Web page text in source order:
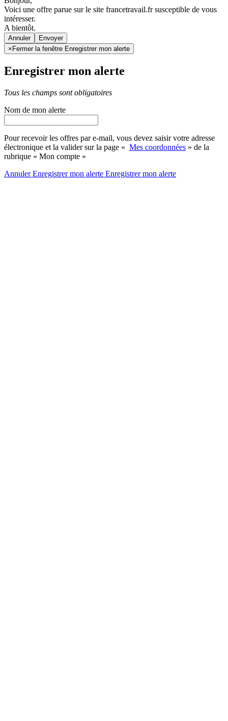
Voici une offre parue sur le site francetravail.fr susceptible de vous
intéresser.
A bientôt.
Annuler
× Fermer la fenêtre Enregistrer mon alerte
Enregistrer mon alerte
Tous les champs sont obligatoires
Nom de mon alerte
Pour recevoir les offres par e-mail, vous devez saisir votre adresse
électronique et la valider sur la page « Mes coordonnées » de la
rubrique « Mon compte »
AnnulerEnregistrer mon alerte Enregistrermon alerte